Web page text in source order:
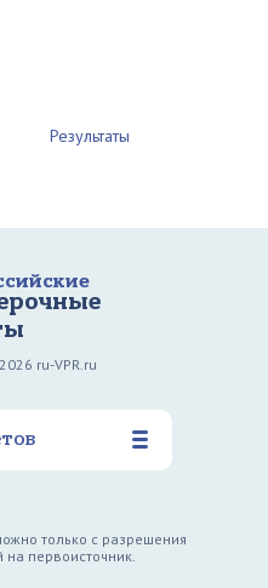
Результаты
ru-VPR.ru
только с разрешения
первоисточник.